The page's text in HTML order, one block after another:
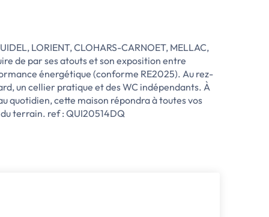
LORIENT, CLOHARS-CARNOET, MELLAC,
de par ses atouts et son exposition entre
énergétique (conforme RE2025). Au rez-
un cellier pratique et des WC indépendants. À
quotidien, cette maison répondra à toutes vos
terrain. ref : QUI20514DQ